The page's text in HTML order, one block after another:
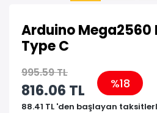
Arduino Mega2560
Type C
995.59 TL
816.06 TL %18
88.41 TL 'den başlayan